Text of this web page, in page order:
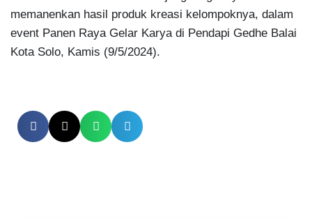
memanenkan hasil produk kreasi kelompoknya, dalam
event Panen Raya Gelar Karya di Pendapi Gedhe Balai
Kota Solo, Kamis (9/5/2024).